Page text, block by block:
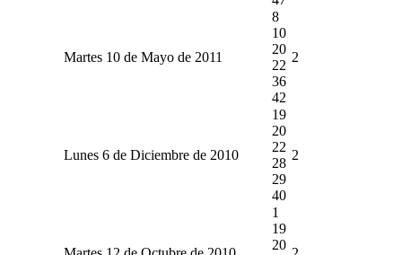
Martes 10 de Mayo de 2011
8
10
20
22
36
42
2
Lunes 6 de Diciembre de 2010
19
20
22
28
29
40
2
1
19
20